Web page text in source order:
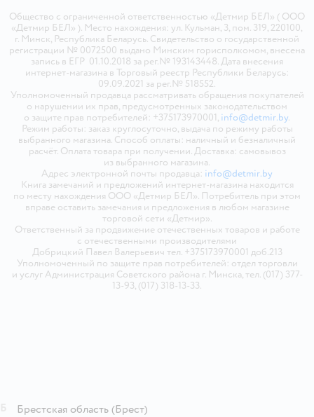
Общество с ограниченной ответственностью «Детмир БЕЛ» ( ООО
«Детмир БЕЛ» ). Место нахождения: ул. Кульман, 3, пом. 319, 220100,
г. Минск, Республика Беларусь. Свидетельство о государственной
регистрации № 0072500 выдано Минским горисполкомом, внесена
запись в ЕГР 01.10.2018 за рег.№ 193143448. Дата внесения
интернет-магазина в Торговый реестр Республики Беларусь:
09.09.2021 за рег.№ 518552.
Уполномоченный продавца рассматривать обращения покупателей
о нарушении их прав, предусмотренных законодательством
о защите прав потребителей: +375173970001, info@detmir.by.
Режим работы: заказ круглосуточно, выдача по режиму работы
выбранного магазина. Способ оплаты: наличный и безналичный
расчёт. Оплата товара при получении. Доставка: самовывоз
из выбранного магазина.
Адрес электронной почты продавца: info@detmir.by
Книга замечаний и предложений интернет-магазина находится
по месту нахождения ООО «Детмир БЕЛ». Потребитель при этом
вправе оставить замечания и предложения в любом магазине
торговой сети «Детмир».
Ответственный за продвижение отечественных товаров и работе
с отечественными производителями
Добрицкий Павел Валерьевич тел. +375173970001 доб.213
Уполномоченный по защите прав потребителей: отдел торговли
и услуг Администрация Советского района г. Минска, тел. (017) 377-
13-93, (017) 318-13-33.
Брестская область (Брест)